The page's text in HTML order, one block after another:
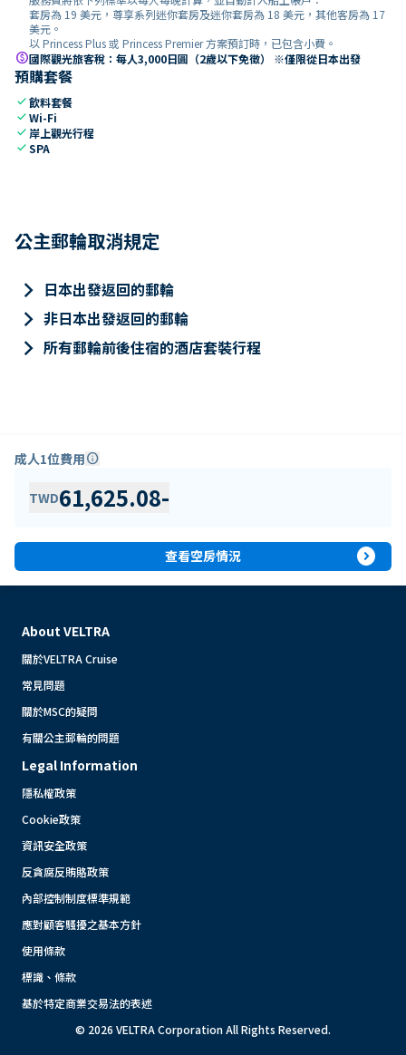
套房為 19 美元，尊享系列迷你套房及迷你套房為 18 美元，其他客房為 17
美元。
以 Princess Plus 或 Princess Premier 方案預訂時，已包含小費。
paid國際觀光旅客稅：每人3,000日圓（2歲以下免徵） ※僅限從日本出發
預購套餐
check飲料套餐
checkWi-Fi
check 岸上觀光行程
checkSPA
公主郵輪取消規定
keyboard_arrow_right 日本出發返回的郵輪
keyboard_arrow_right 非日本出發返回的郵輪
keyboard_arrow_right 所有郵輪前後住宿的酒店套裝行程
成人1位費用info
TWD61,625.08-
查看空房情況 expand_circle_right
About VELTRA
關於VELTRA Cruise
常見問題
關於MSC的疑問
有關公主郵輪的問題
Legal Information
隱私權政策
Cookie政策
資訊安全政策
反貪腐反賄賂政策
內部控制制度標準規範
應對顧客騷擾之基本方針
使用條款
標識、條款
基於特定商業交易法的表述
© 2026 VELTRA Corporation All Rights Reserved.